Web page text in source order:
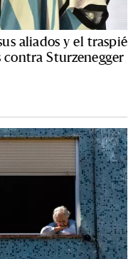
aliados y el traspié
Sturzenegger